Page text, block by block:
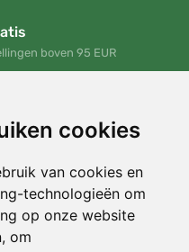
cookies
van cookies en
technologieën om
op onze website
om
boven 95 EUR
moment binnen 90
een boom! Lees meer Over